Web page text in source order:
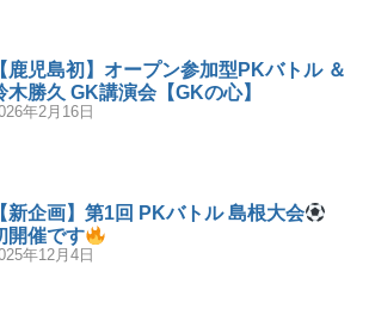
【鹿児島初】オープン参加型PKバトル ＆
木勝久 GK講演会【GKの心】
年2月16日
【新企画】第1回 PKバトル 島根大会
開催です
年12月4日